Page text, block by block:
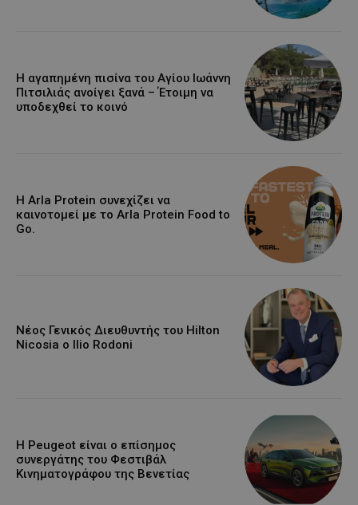
Η αγαπημένη πισίνα του Αγίου Ιωάννη
Πιτσιλιάς ανοίγει ξανά – Έτοιμη να
υποδεχθεί το κοινό
Η Arla Protein συνεχίζει να
καινοτομεί με το Arla Protein Food to
Go.
Νέος Γενικός Διευθυντής του Hilton
Nicosia ο Ilio Rodoni
Η Peugeot είναι ο επίσημος
συνεργάτης του Φεστιβάλ
Κινηματογράφου της Βενετίας